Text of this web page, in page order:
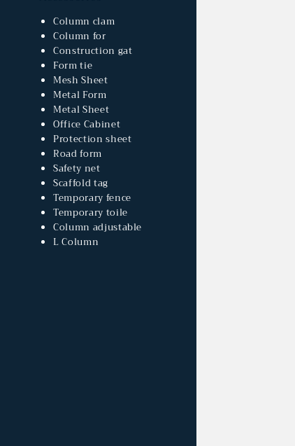
Column clam
Column for
Construction gat
Form tie
Mesh Sheet
Metal Form
Metal Sheet
Office Cabinet
Protection sheet
Road form
Safety net
Scaffold tag
Temporary fence
Temporary toile
Column adjustable
L Column